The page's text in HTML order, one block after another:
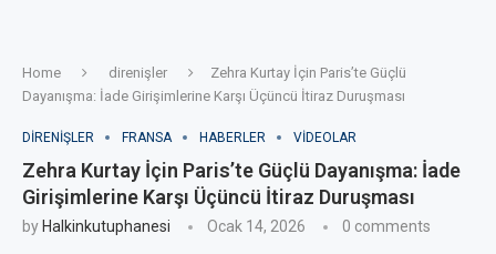
Home direnişler
Zehra Kurtay İçin Paris’te Güçlü
Dayanışma: İade Girişimlerine Karşı Üçüncü İtiraz Duruşması
DIRENIŞLER FRANSA HABERLER VIDEOLAR
Zehra Kurtay İçin Paris’te Güçlü Dayanışma: İade
Girişimlerine Karşı Üçüncü İtiraz Duruşması
by Halkinkutuphanesi Ocak 14, 2026 0 comments